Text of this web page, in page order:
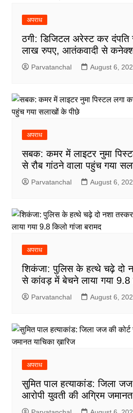
अपराध
ठगी: डिजिटल अरेस्ट कर
लाख रुपए, आतंकवादी से
Parvatanchal August 6,
अपराध
सबक: कमर में लाइटर नुमा
से रौब गांठने वाला पहुंच गया
Parvatanchal August 6,
अपराध
शिकंजा: पुलिस के हत्थे चढ़े दो
से कांवड़ में बेचने लाया गया 9.8
Parvatanchal August 6,
अपराध
सुमित पाल हत्याकांड: जिला
आरोपी युवती की अग्रिम